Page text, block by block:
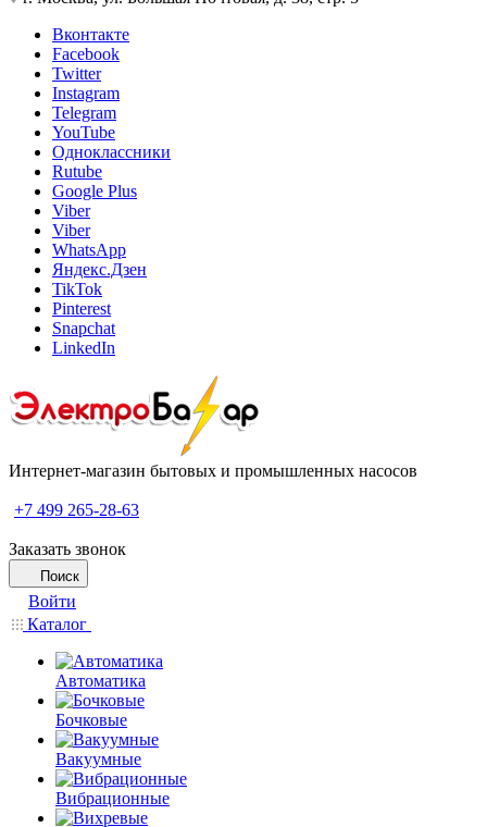
Вконтакте
Facebook
Twitter
Instagram
Telegram
YouTube
Одноклассники
Rutube
Google Plus
Viber
Viber
WhatsApp
Яндекс.Дзен
TikTok
Pinterest
Snapchat
LinkedIn
Интернет-магазин бытовых и промышленных насосов
+7 499 265-28-63
Заказать звонок
Поиск
Войти
Каталог
Автоматика
Бочковые
Вакуумные
Вибрационные